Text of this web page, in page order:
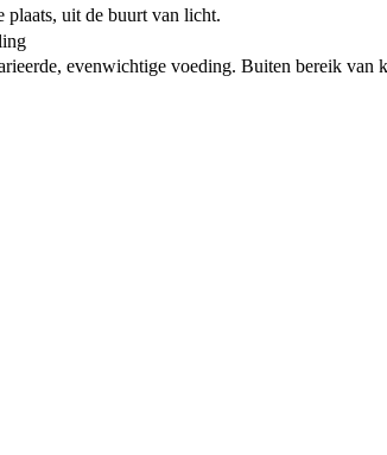
plaats, uit de buurt van licht.
evenwichtige voeding. Buiten bereik van